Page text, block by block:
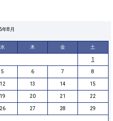
年8月
水 木 金 土
1
5 6 7 8
12 13 14 15
19 20 21 22
26 27 28 29